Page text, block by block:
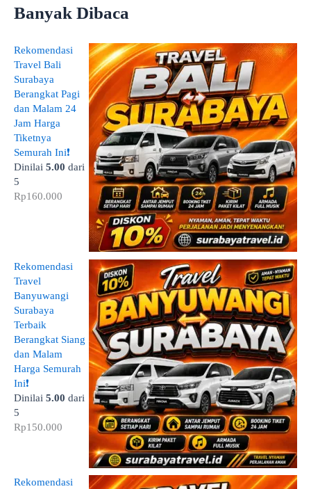
Banyak Dibaca
Rekomendasi
Travel Bali
Surabaya
Berangkat Pagi
dan Malam 24
Jam Harga
Tiketnya
Semurah Ini❗
Dinilai 5.00 dari
5
Rp160.000
Rekomendasi
Travel
Banyuwangi
Surabaya
Terbaik
Berangkat Siang
dan Malam
Harga Semurah
Ini❗
Dinilai 5.00 dari
5
Rp150.000
Rekomendasi